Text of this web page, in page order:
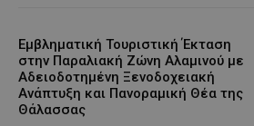
Εμβληματική Τουριστική Έκταση
στην Παραλιακή Ζώνη Αλαμινού με
Αδειοδοτημένη Ξενοδοχειακή
Ανάπτυξη και Πανοραμική Θέα της
Θάλασσας